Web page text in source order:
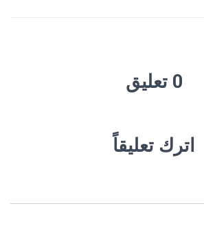
0 تعليق
اترك تعليقاً